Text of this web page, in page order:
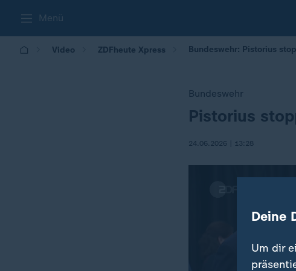
Menü
Video ZDFheute Xpress Bundeswehr: Pistorius
Bundeswehr
:Pistorius
24.06.2026 | 13:28
Deine
Um dir